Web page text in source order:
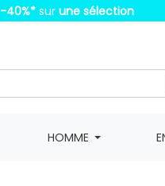
-40%* sur une sélection
HOMME